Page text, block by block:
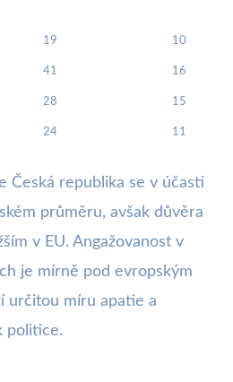
19 10
41 16
28 15
24 11
Česká republika se v účasti
průměru, avšak důvěra
v EU. Angažovanost v
je mírně pod evropským
určitou míru apatie a
politice.